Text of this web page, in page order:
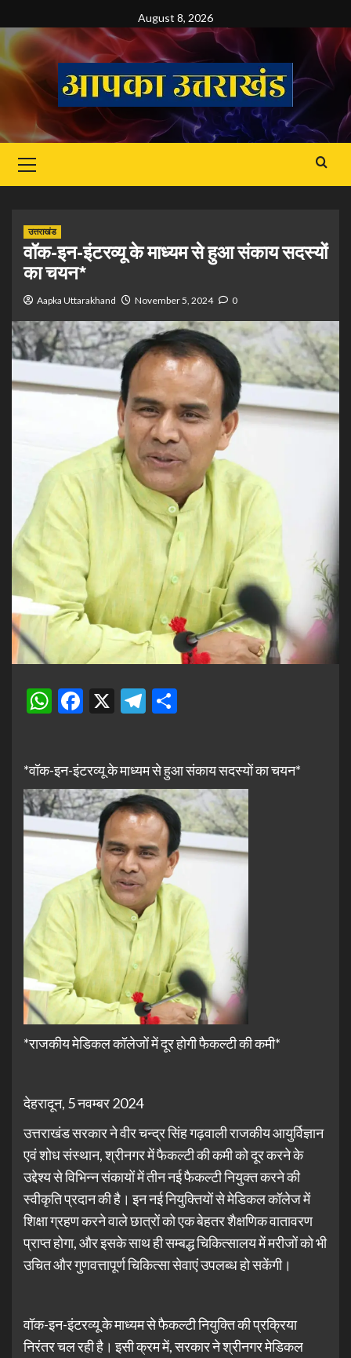
to
content
August 8, 2026
Menu
उत्तराखंड
वॉक-इन-इंटरव्यू के माध्यम से हुआ संकाय सदस्यों
का चयन*
Aapka Uttarakhand November 5, 2024 0
WhatsApp
Facebook
X Telegram
*वॉक-इन-इंटरव्यू के माध्यम से हुआ संकाय सदस्यों का चयन*
*राजकीय मेडिकल कॉलेजों में दूर होगी फैकल्टी की कमी*
देहरादून, 5 नवम्बर 2024
उत्तराखंड सरकार ने वीर चन्द्र सिंह गढ़वाली राजकीय आयुर्विज्ञान
एवं शोध संस्थान, श्रीनगर में फैकल्टी की कमी को दूर करने के
उद्देश्य से विभिन्न संकायों में तीन नई फैकल्टी नियुक्त करने की
स्वीकृति प्रदान की है। इन नई नियुक्तियों से मेडिकल कॉलेज में
शिक्षा ग्रहण करने वाले छात्रों को एक बेहतर शैक्षणिक वातावरण
प्राप्त होगा, और इसके साथ ही सम्बद्ध चिकित्सालय में मरीजों को भी
उचित और गुणवत्तापूर्ण चिकित्सा सेवाएं उपलब्ध हो सकेंगी।
वॉक-इन-इंटरव्यू के माध्यम से फैकल्टी नियुक्ति की प्रक्रिया
निरंतर चल रही है। इसी क्रम में, सरकार ने श्रीनगर मेडिकल